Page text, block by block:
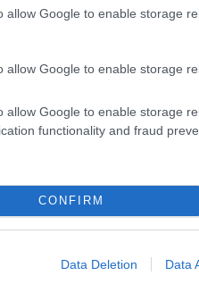
allow Google to enable storage
allow Google to enable storage
allow Google to enable storage
functionality and fraud
CONFIRM
Data Deletion Data
ha ancora
ai
ha ancora prenotato le sue